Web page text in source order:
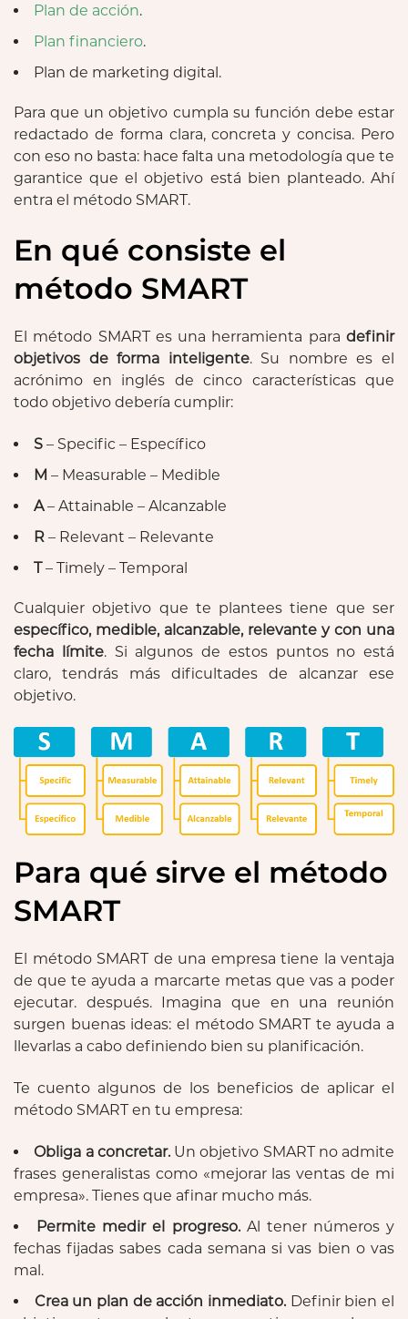
Plan de acción.
Plan financiero.
Plan de marketing digital.
Para que un objetivo cumpla su función debe estar
redactado de forma clara, concreta y concisa. Pero
con eso no basta: hace falta una metodología que te
garantice que el objetivo está bien planteado. Ahí
entra el método SMART.
En qué consiste el
método SMART
El método SMART es una herramienta para definir
objetivos de forma inteligente. Su nombre es el
acrónimo en inglés de cinco características que
todo objetivo debería cumplir:
S – Specific – Específico
M – Measurable – Medible
A– Attainable – Alcanzable
R – Relevant – Relevante
T– Timely – Temporal
Cualquier objetivo que te plantees tiene que ser
específico, medible, alcanzable, relevante y con una
fecha límite. Si algunos de estos puntos no está
claro, tendrás más dificultades de alcanzar ese
objetivo.
Para qué sirve el método
SMART
El método SMART de una empresa tiene la ventaja
de que te ayuda a marcarte metas que vas a poder
ejecutar. después. Imagina que en una reunión
surgen buenas ideas: el método SMART te ayuda a
llevarlas a cabo definiendo bien su planificación.
Te cuento algunos de los beneficios de aplicar el
método SMART en tu empresa:
Obliga a concretar.Un objetivo SMART no admite
frases generalistas como «mejorar las ventas de mi
empresa». Tienes que afinar mucho más.
Permite medir el progreso.Al tener números y
fechas fijadas sabes cada semana si vas bien o vas
mal.
Crea un plan de acción inmediato. Definir bien el